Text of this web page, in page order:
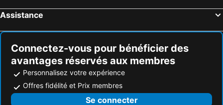
Assistance
Connectez-vous pour bénéficier des
avantages réservés aux membres
Personnalisez votre expérience
Offres fidélité et Prix membres
Se connecter